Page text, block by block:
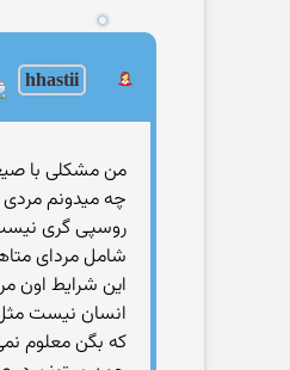
hhastii
من مشکلی با
چه میدونم
روسپی گری
شامل مردای
این شرایط اون
انسان نیست
که بگن معلوم